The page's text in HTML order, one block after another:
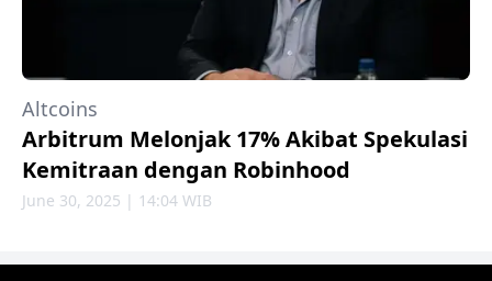
Altcoins
Arbitrum Melonjak 17% Akibat Spekulasi
Kemitraan dengan Robinhood
June 30, 2025 | 14:04 WIB